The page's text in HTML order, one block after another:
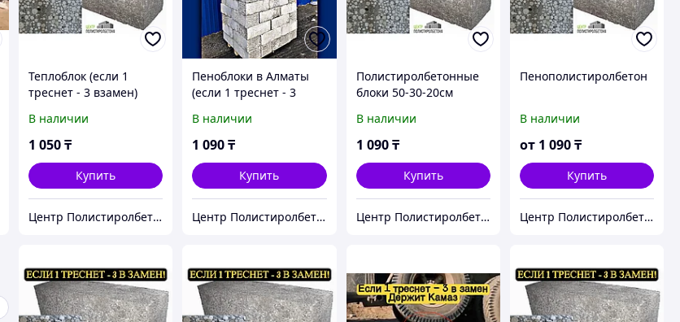
Теплоблок (если 1
треснет - 3 взамен)
В наличии
1 050₸
Купить
Центр Полистиролбетона в Алматы - полистиролбетон, пеноблок, теплоблок, газоблок
Пеноблоки в Алматы
(если 1 треснет - 3
В наличии
1 090₸
Купить
Центр Полистиролбетона в Алматы - полистиролбетон, пеноблок, теплоблок, газоблок
Полистиролбетонные
блоки 50-30-20см
В наличии
1 090 ₸
Купить
Центр Полистиролбетона в Алматы - полистиролбетон, пеноблок, теплоблок, газоблок
Пенополистиролбетон
В наличии
от 1 090₸
Купить
Центр Полистиролбетона в Алматы - полистиролбетон, пеноблок, теплоблок, газоблок